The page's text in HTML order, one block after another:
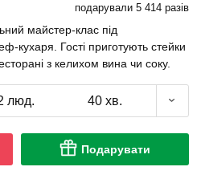
подарували 5 414 разів
майстер-клас під
кухаря. Гості приготують стейки
з келихом вина чи соку.
люд. 40 хв.
Подарувати